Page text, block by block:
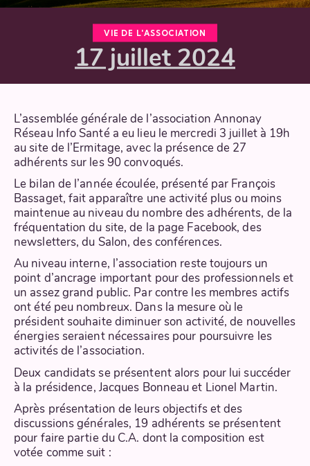
VIE DE L'ASSOCIATION
17 juillet 2024
L’assemblée générale de l’association Annonay
Réseau Info Santé a eu lieu le mercredi 3 juillet à 19h
au site de l’Ermitage, avec la présence de 27
adhérents sur les 90 convoqués.
Le bilan de l’année écoulée, présenté par François
Bassaget, fait apparaître une activité plus ou moins
maintenue au niveau du nombre des adhérents, de la
fréquentation du site, de la page Facebook, des
newsletters, du Salon, des conférences.
Au niveau interne, l’association reste toujours un
point d’ancrage important pour des professionnels et
un assez grand public. Par contre les membres actifs
ont été peu nombreux. Dans la mesure où le
président souhaite diminuer son activité, de nouvelles
énergies seraient nécessaires pour poursuivre les
activités de l’association.
Deux candidats se présentent alors pour lui succéder
à la présidence, Jacques Bonneau et Lionel Martin.
Après présentation de leurs objectifs et des
discussions générales, 19 adhérents se présentent
pour faire partie du C.A. dont la composition est
votée comme suit :